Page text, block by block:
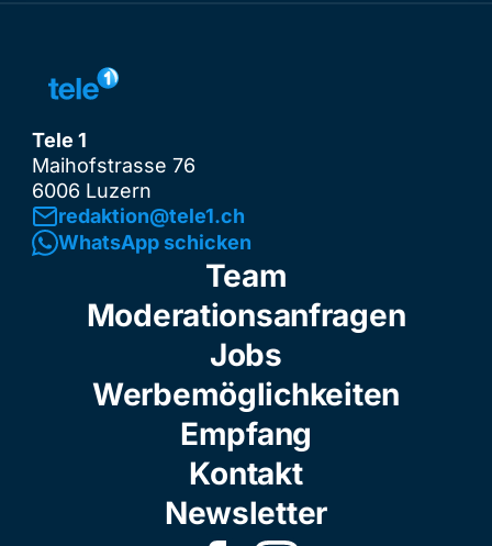
Tele 1
Maihofstrasse 76
6006 Luzern
redaktion@tele1.ch
WhatsApp schicken
Team
Moderationsanfragen
Jobs
Werbemöglichkeiten
Empfang
Kontakt
Newsletter